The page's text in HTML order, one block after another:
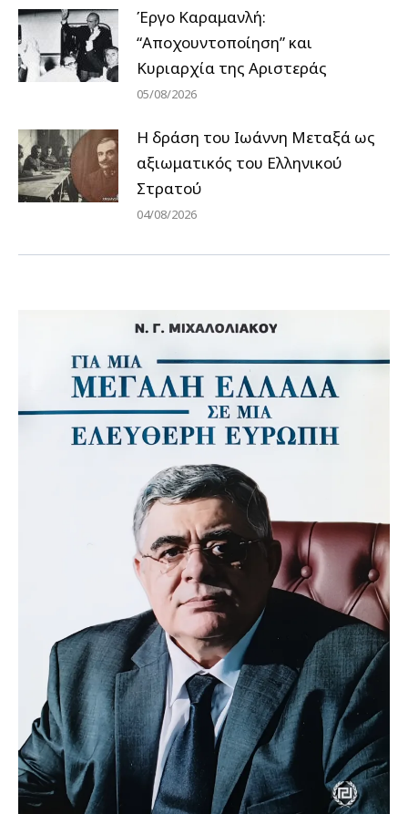
Έργο Καραμανλή:
“Αποχουντοποίηση” και
Κυριαρχία της Αριστεράς
05/08/2026
H δράση του Ιωάννη Μεταξά ως
αξιωματικός του Ελληνικού
Στρατού
04/08/2026